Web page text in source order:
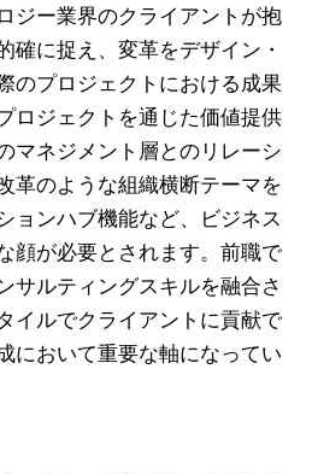
ジー業界のクライアントが抱
確に捉え、変革をデザイン・
のプロジェクトにおける成果
ロジェクトを通じた価値提供
マネジメント層とのリレーシ
革のような組織横断テーマを
ョンハブ機能など、ビジネス
顔が必要とされます。前職で
サルティングスキルを融合さ
イルでクライアントに貢献で
において重要な軸になってい